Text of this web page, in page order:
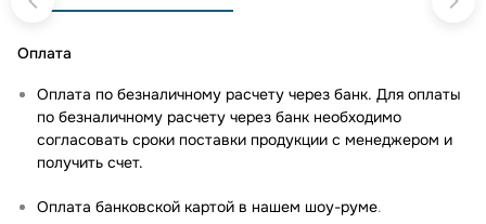
Оплата
Оплата по безналичному расчету через банк. Для оплаты
по безналичному расчету через банк необходимо
согласовать сроки поставки продукции с менеджером и
получить счет.
Оплата банковской картой в нашем шоу-руме.